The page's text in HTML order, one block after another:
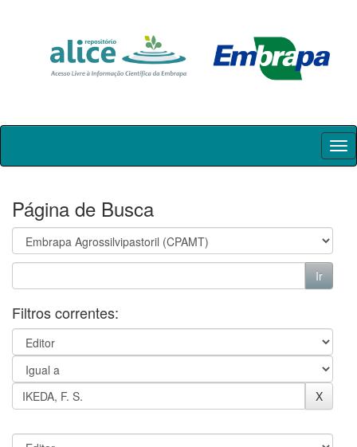
Skip
Página de Busca
Filtros correntes: